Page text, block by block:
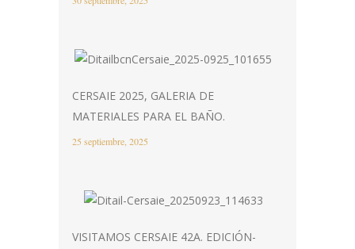
CERSAIE 2025, GALERIA DE
MATERIALES PARA EL BAÑO.
25 septiembre, 2025
VISITAMOS CERSAIE 42A. EDICIÓN-